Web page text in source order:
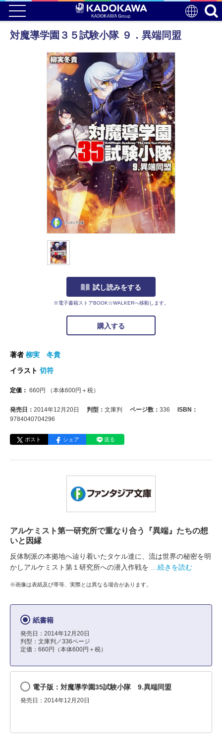
対魔導学園３５試験小隊 ９．異端同盟
試し読みをする
※電子書籍ストアBOOK☆WALKERへ移動します。
購入する
著者 柳実 冬貴
イラスト 切符
定価： 660円 （本体600円＋税）
発売日： 2014年12月20日 判型： 文庫判 ページ数： 336
ISBN：
9784040704296
ポスト シェア 送る
アルケミスト第一研究所で重なり合う『異端』たちの想
いと因縁
反体制派の本拠地へ辿り着いたタケル達に、流は世界の秘密を明
かしアルケミスト第１研究所への潜入作戦を
…続きを読む
※画像は表紙及び帯等、実際とは異なる場合があります。
紙書籍
発売日：2014年12月20日
判型：文庫判／336ページ
定価：660円（本体600円＋税）
電子版：対魔導学園35試験小隊 9.異端同盟
発売日：2014年12月20日